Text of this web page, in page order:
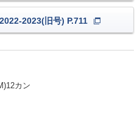
2023(旧号) P.711
カン